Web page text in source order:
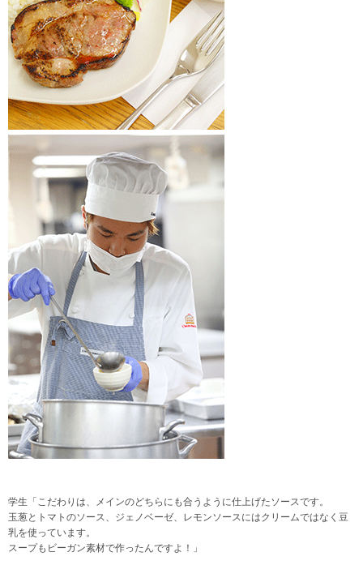
学生「こだわりは、メインのどちらにも合うように仕上げたソースです。
玉葱とトマトのソース、ジェノベーゼ、レモンソースにはクリームではなく豆
乳を使っています。
スープもビーガン素材で作ったんですよ！」